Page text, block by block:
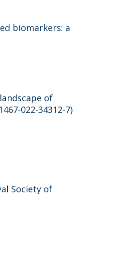
biomarkers: a
of
022-34312-7)
Society of